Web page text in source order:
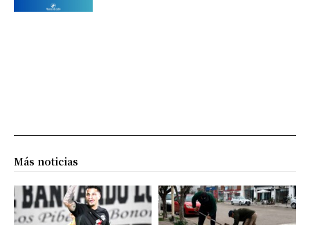
Más noticias